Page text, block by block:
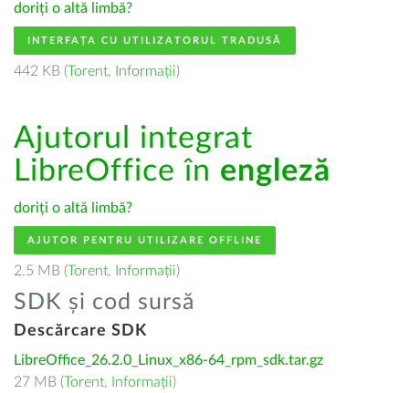
doriți o altă limbă?
INTERFAȚA CU UTILIZATORUL TRADUSĂ
442 KB (Torent, Informații)
Ajutorul integrat
LibreOffice în engleză
doriți o altă limbă?
AJUTOR PENTRU UTILIZARE OFFLINE
2.5 MB (Torent, Informații)
SDK și cod sursă
Descărcare SDK
LibreOffice_26.2.0_Linux_x86-64_rpm_sdk.tar.gz
27 MB (Torent, Informații)